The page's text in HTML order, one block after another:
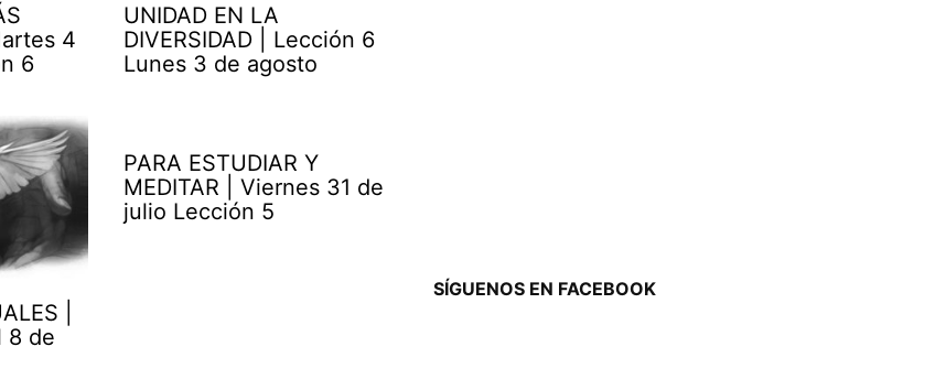
4
6
UNIDAD EN LA
DIVERSIDAD | Lección 6
Lunes 3 de agosto
|
8 de
PARA ESTUDIAR Y
MEDITAR | Viernes 31 de
julio Lección 5
SÍGUENOS EN FACEBOOK